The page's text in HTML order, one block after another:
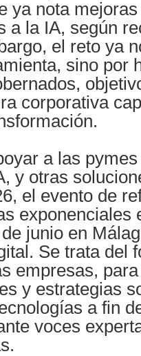
ya nota
a la IA, según
el reto ya
sino por
corporativa
a las
y otras
el evento de
exponenciales
junio en
Se trata del
empresas,
y estrategias
a fin
voces